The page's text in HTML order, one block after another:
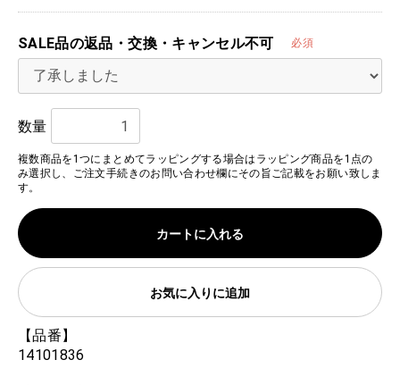
SALE品の返品・交換・キャンセル不可 必須
数量
複数商品を1つにまとめてラッピングする場合はラッピング商品を1点の
み選択し、ご注文手続きのお問い合わせ欄にその旨ご記載をお願い致しま
す。
カートに入れる
お気に入りに追加
【品番】
14101836